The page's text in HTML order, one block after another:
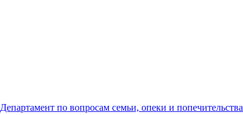
Департамент по вопросам семьи, опеки и попечительства